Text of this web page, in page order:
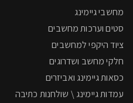
מחשבי גיימינג
סטים וערכות מחשבים
ציוד היקפי למחשבים
חלקי מחשב ושדרוגים
כסאות גיימינג ואביזרים
עמדות גיימינג \ שולחנות כתיבה